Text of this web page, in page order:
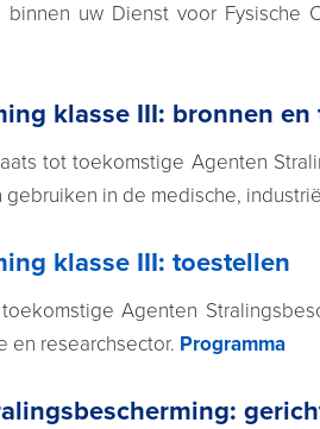
uw Dienst voor
klasse III: bronnen en
tot toekomstige Agenten
in de medische,
klasse III: toestellen
Agenten
en researchsector. Programma